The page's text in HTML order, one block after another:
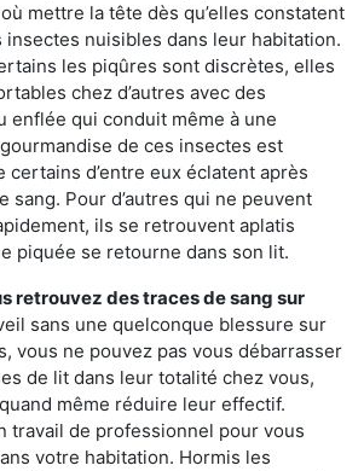
mettre la tête dès qu’elles constatent
insectes nuisibles dans leur habitation.
les piqûres sont discrètes, elles
chez d’autres avec des
enflée qui conduit même à une
de ces insectes est
d’entre eux éclatent après
sang. Pour d’autres qui ne peuvent
ils se retrouvent aplatis
piquée se retourne dans son lit.
retrouvez des traces de sang sur
sans une quelconque blessure sur
vous ne pouvez pas vous débarrasser
de lit dans leur totalité chez vous,
même réduire leur effectif.
travail de professionnel pour vous
votre habitation. Hormis les